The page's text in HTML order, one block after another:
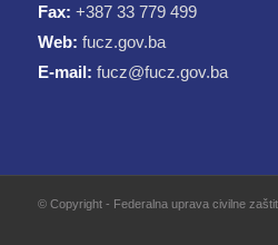
Fax: +387 33 779 499
Web: fucz.gov.ba
E-mail: fucz@fucz.gov.ba
© Copyright - Federalna uprava civilne